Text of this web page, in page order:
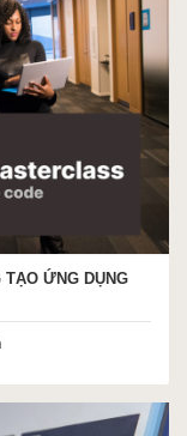
TẠO ỨNG DỤNG